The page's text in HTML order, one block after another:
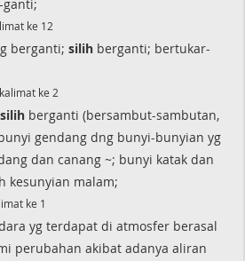
ke 12
berganti; silih berganti; bertukar-
ke 2
silih berganti (bersambut-sambutan,
gendang dng bunyi-bunyian yg
dan canang ~; bunyi katak dan
kesunyian malam;
ke 1
yg terdapat di atmosfer berasal
perubahan akibat adanya aliran